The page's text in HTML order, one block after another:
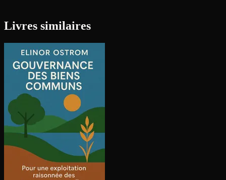
Livres similaires